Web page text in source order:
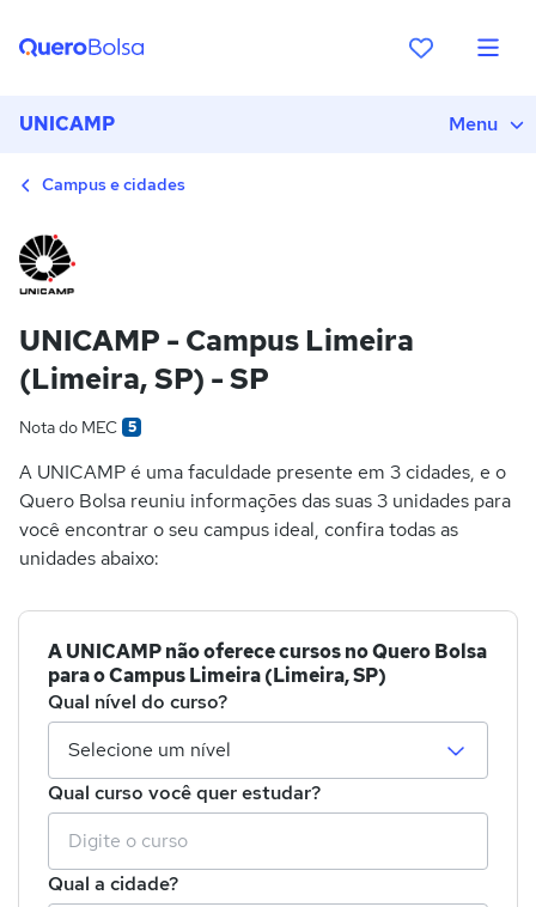
UNICAMP Menu
Campus e cidades
UNICAMP - Campus Limeira
(Limeira, SP) - SP
Nota do MEC 5
A UNICAMP é uma faculdade presente em 3 cidades, e o
Quero Bolsa reuniu informações das suas 3 unidades para
você encontrar o seu campus ideal, confira todas as
unidades abaixo:
A UNICAMP não oferece cursos no Quero Bolsa
para o Campus Limeira (Limeira, SP)
Qual nível do curso?
Qual curso você quer estudar?
Qual a cidade?